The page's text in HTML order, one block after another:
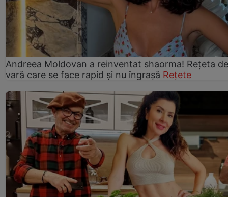
Andreea Moldovan a reinventat shaorma! Rețeta de
vară care se face rapid și nu îngrașă Rețete